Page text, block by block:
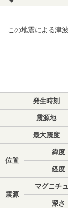
この地震による津
発生時刻
震源地
最大震度
位置
緯度
経度
震源
マグニチ
深さ